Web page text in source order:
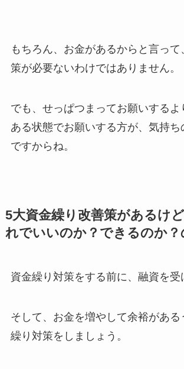
もちろん、お金があるからと言っ
策が必要ないわけではありません。
でも、せっぱつまってお願いするよ
ある状態でお願いする方が、気持ち
ですからね。
5大資金繰り改善策があるけ
れでいいのか？できるのか？
資金繰り対策をする前に、融資を受
そして、お金を増やして余裕がある
繰り対策をしましょう。